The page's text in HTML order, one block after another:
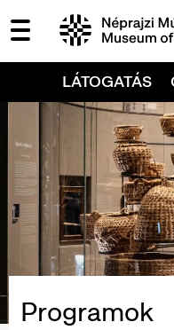
LÁTOGATÁS
Programok